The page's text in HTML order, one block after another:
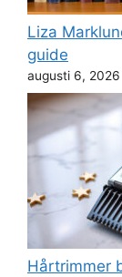
Liza
guide
augusti 6, 2026
Hårtrimmer